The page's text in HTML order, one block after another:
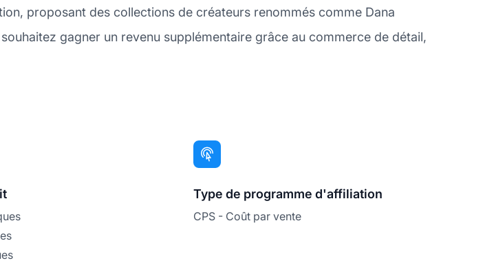
proposant des collections de créateurs renommés comme Dana
gagner un revenu supplémentaire grâce au commerce de détail,
Type de programme d'affiliation
CPS - Coût par vente